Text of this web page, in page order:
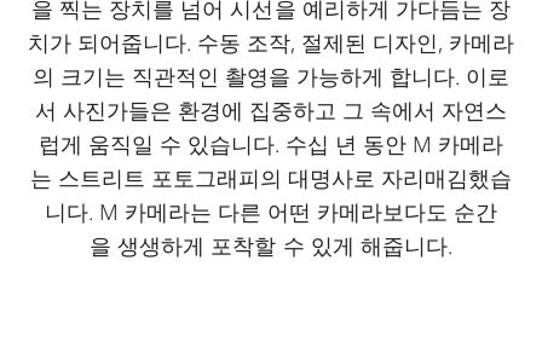
을 찍는 장치를 넘어 시선을 예리하게 가다듬는 장
치가 되어줍니다. 수동 조작, 절제된 디자인, 카메라
의 크기는 직관적인 촬영을 가능하게 합니다. 이로
서 사진가들은 환경에 집중하고 그 속에서 자연스
럽게 움직일 수 있습니다. 수십 년 동안 M 카메라
는 스트리트 포토그래피의 대명사로 자리매김했습
니다. M 카메라는 다른 어떤 카메라보다도 순간
을 생생하게 포착할 수 있게 해줍니다.